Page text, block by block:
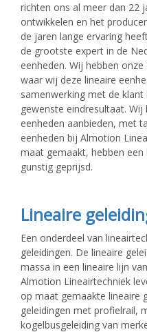
richten ons al meer dan 22
ontwikkelen en het
de jaren lange ervaring
de grootste expert in de
eenheden. Wij hebben
waar wij deze lineaire
samenwerking met de
gewenste eindresultaat.
eenheden aanbieden, met
eenheden bij Almotion
maat gemaakt, hebben een
gunstig geprijsd.
Lineaire
Een onderdeel van
geleidingen. De lineaire
massa in een lineaire lijn
Almotion Lineairtechniek
op maat gemaakte lineaire
geleidingen met profielrail,
kogelbusgeleiding van